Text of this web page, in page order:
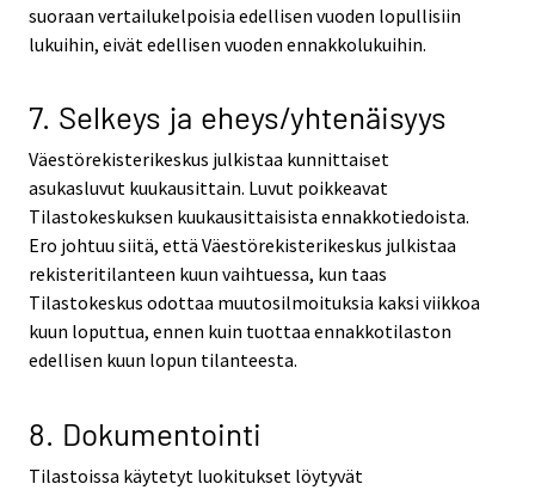
suoraan vertailukelpoisia edellisen vuoden lopullisiin
lukuihin, eivät edellisen vuoden ennakkolukuihin.
7. Selkeys ja eheys/yhtenäisyys
Väestörekisterikeskus julkistaa kunnittaiset
asukasluvut kuukausittain. Luvut poikkeavat
Tilastokeskuksen kuukausittaisista ennakkotiedoista.
Ero johtuu siitä, että Väestörekisterikeskus julkistaa
rekisteritilanteen kuun vaihtuessa, kun taas
Tilastokeskus odottaa muutosilmoituksia kaksi viikkoa
kuun loputtua, ennen kuin tuottaa ennakkotilaston
edellisen kuun lopun tilanteesta.
8. Dokumentointi
Tilastoissa käytetyt luokitukset löytyvät